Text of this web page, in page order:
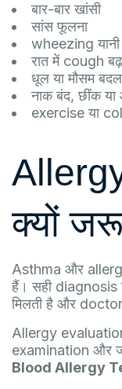
बार-बार खांसी
सांस फूलना
wheezing
रात में cough
धूल या मौसम
नाक बंद, छींक
exercise या
क्यों
Asthma और
हैं। सही diagnosis
मिलती है और
Allergy
examination और
Blood Allergy